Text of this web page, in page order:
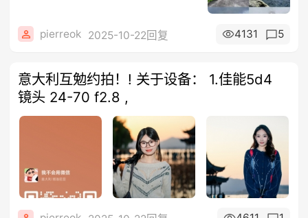
pierreok 2025-10-22回复 4131 5
意大利互勉约拍！! 关于设备： 1.佳能5d4
镜头 24-70 f2.8 ,